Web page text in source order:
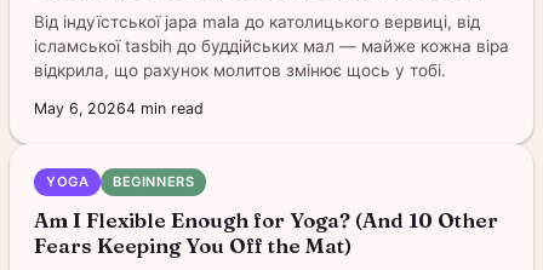
Від індуїстської japa mala до католицького вервиці, від
ісламської tasbih до буддійських мал — майже кожна віра
відкрила, що рахунок молитов змінює щось у тобі.
May 6, 20264 min read
YOGA BEGINNERS
Am I Flexible Enough for Yoga? (And 10 Other
Fears Keeping You Off the Mat)